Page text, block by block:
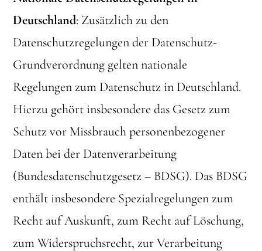
Deutschland: Zusätzlich zu den
Datenschutzregelungen der Datenschutz-
Grundverordnung gelten nationale
Regelungen zum Datenschutz in Deutschland.
Hierzu gehört insbesondere das Gesetz zum
Schutz vor Missbrauch personenbezogener
Daten bei der Datenverarbeitung
(Bundesdatenschutzgesetz – BDSG). Das BDSG
enthält insbesondere Spezialregelungen zum
Recht auf Auskunft, zum Recht auf Löschung,
zum Widerspruchsrecht, zur Verarbeitung